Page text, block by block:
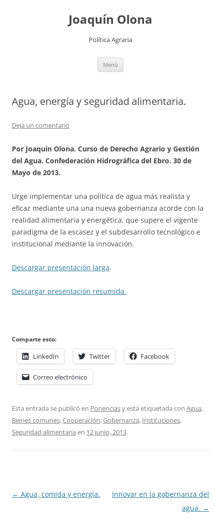
Joaquín Olona
Política Agraria
Menú
Agua, energía y seguridad alimentaria.
Deja un comentario
Por Joaquín Olona. Curso de Derecho Agrario y Gestión
del Agua. Confederación Hidrográfica del Ebro. 30 de
Mayo de 2013.
Urge implementar una política de agua más realista y
eficaz mediante una una nueva gobernanza acorde con la
realidad alimentaria y energética, que supere el vigente
paradigma de la escasez y el subdesarrollo tecnológico e
institucional mediante la innovación.
Descargar presentación larga.
Descargar presentación resumida.
Comparte esto:
LinkedIn Twitter Facebook
Correo electrónico
Esta entrada se publicó en Ponenciasy está etiquetada con Agua,
Bienes comunes,Cooperación,Gobernanza, Instituciones,
Seguridad alimentaria en 12 junio, 2013.
Navegación
← Agua, comida y energía.
Innovar en la gobernanza del
agua. →